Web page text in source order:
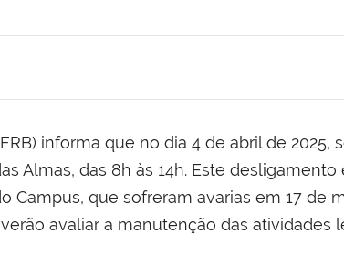
informa que no dia 4 de abril de
Almas, das 8h às 14h. Este
que sofreram avarias em 17 de
avaliar a manutenção das atividades